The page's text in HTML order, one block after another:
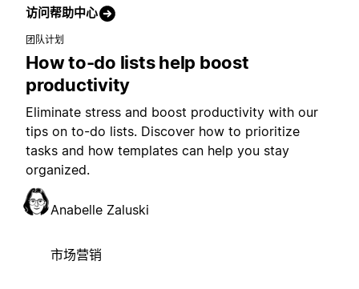
访问帮助中心
团队计划
How to-do lists help boost
productivity
Eliminate stress and boost productivity with our
tips on to-do lists. Discover how to prioritize
tasks and how templates can help you stay
organized.
Anabelle Zaluski
市场营销